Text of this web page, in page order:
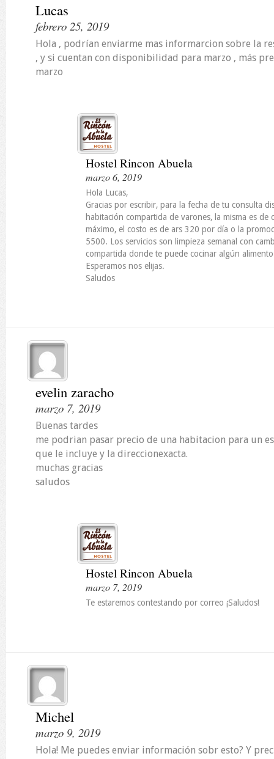
Lucas
febrero 25, 2019
Hola , podrían enviarme mas informarcion sobre la
, y si cuentan con disponibilidad para marzo , más
marzo
Hostel Rincon Abuela
marzo 6, 2019
Hola Lucas,
Gracias por escribir, para la fecha de tu consulta
habitación compartida de varones, la misma es de
máximo, el costo es de ars 320 por día o la
5500. Los servicios son limpieza semanal con
compartida donde te puede cocinar algún
Esperamos nos elijas.
Saludos
evelin zaracho
marzo 7, 2019
Buenas tardes
me podrian pasar precio de una habitacion para un
que le incluye y la direccionexacta.
muchas gracias
saludos
Hostel Rincon Abuela
marzo 7, 2019
Te estaremos contestando por correo ¡Saludos!
Michel
marzo 9, 2019
Hola! Me puedes enviar información sobr esto? Y